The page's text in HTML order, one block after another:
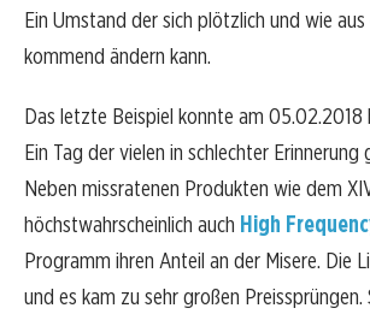
Ein Umstand der sich plötzlich und wie
kommend ändern kann.
Das letzte Beispiel konnte am
Ein Tag der vielen in schlechter Erinnerung
Neben missratenen Produkten wie dem
höchstwahrscheinlich auch High
Programm ihren Anteil an der Misere. Die
und es kam zu sehr großen Preissprüngen.